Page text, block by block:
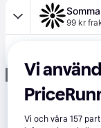
99 kr
Annons
Vi
Vi och våra157